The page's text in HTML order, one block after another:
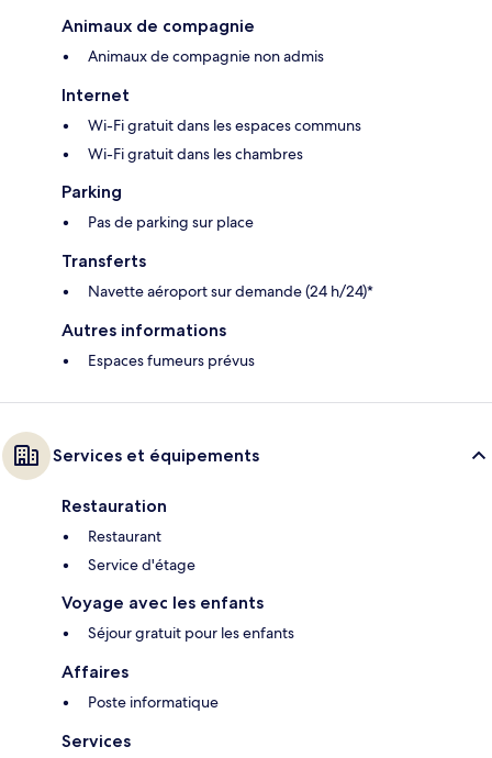
Animaux de compagnie
Animaux de compagnie non admis
Internet
Wi-Fi gratuit dans les espaces communs
Wi-Fi gratuit dans les chambres
Parking
Pas de parking sur place
Transferts
Navette aéroport sur demande (24 h/24)*
Autres informations
Espaces fumeurs prévus
Services et équipements
Restauration
Restaurant
Service d'étage
Voyage avec les enfants
Séjour gratuit pour les enfants
Affaires
Poste informatique
Services